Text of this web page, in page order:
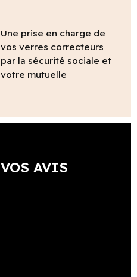
Une prise en charge de
vos verres correcteurs
par la sécurité sociale et
votre mutuelle
VOS AVIS